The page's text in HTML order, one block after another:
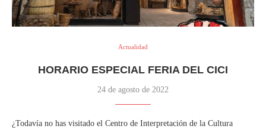
Actualidad
HORARIO ESPECIAL FERIA DEL CICI
24 de agosto de 2022
¿Todavía no has visitado el Centro de Interpretación de la Cultura